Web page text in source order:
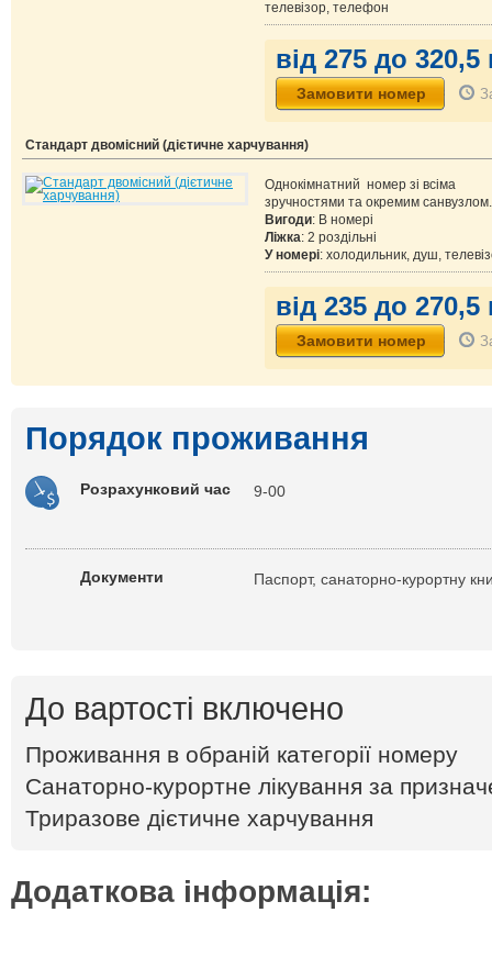
телевізор, телефон
від 275 до 320,5
Стандарт двомісний (дієтичне харчування)
Однокімнатний номер зі всіма
зручностями та окремим санвузлом.
Вигоди: В номері
Ліжка: 2 роздільні
У номері: холодильник, душ,
від 235 до 270,5
Порядок проживання
Розрахунковий час 9-00
Документи Паспорт, санаторно-курортну
До вартості включено
Проживання в обраній категорії номеру
Санаторно-курортне лікування за
Триразове дієтичне харчування
Додаткова інформація: